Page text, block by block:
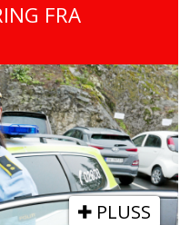
FRA
PLUSS